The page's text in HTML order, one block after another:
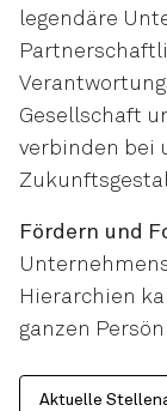
legendäre
Gesellschaft
verbinden bei
Fördern und
Hierarchien
ganzen
Aktuelle